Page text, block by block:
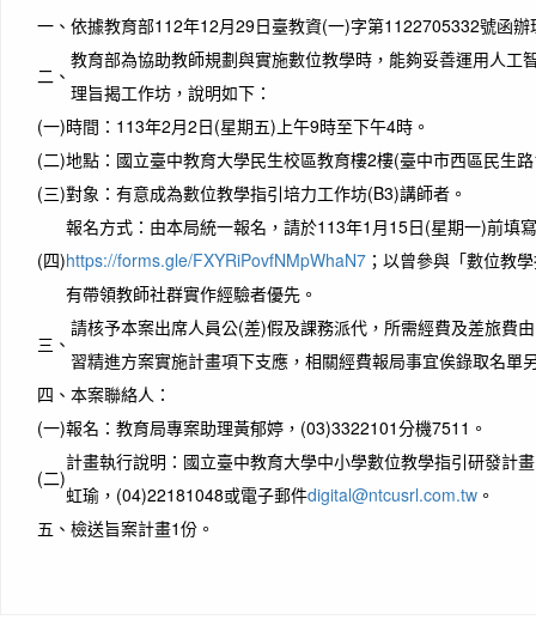
一、 依據教育部112年12月29日臺教資(一)字第1122705332號函辦
二、
教育部為協助教師規劃與實施數位教學時，能夠妥善運用人工
理旨揭工作坊，說明如下：
(一)時間：113年2月2日(星期五)上午9時至下午4時。
(二)地點：國立臺中教育大學民生校區教育樓2樓(臺中市西區民生
(三)對象：有意成為數位教學指引培力工作坊(B3)講師者。
(四)
報名方式：由本局統一報名，請於113年1月15日(星期一)前填
https://forms.gle/FXYRiPovfNMpWhaN7 ；以曾參與「數位教
有帶領教師社群實作經驗者優先。
三、
請核予本案出席人員公(差)假及課務派代，所需經費及差旅費
習精進方案實施計畫項下支應，相關經費報局事宜俟錄取名單
四、 本案聯絡人：
(一)報名：教育局專案助理黃郁婷，(03)3322101分機7511。
(二)
計畫執行說明：國立臺中教育大學中小學數位教學指引研發計
虹瑜，(04)22181048或電子郵件digital@ntcusrl.com.tw 。
五、 檢送旨案計畫1份。